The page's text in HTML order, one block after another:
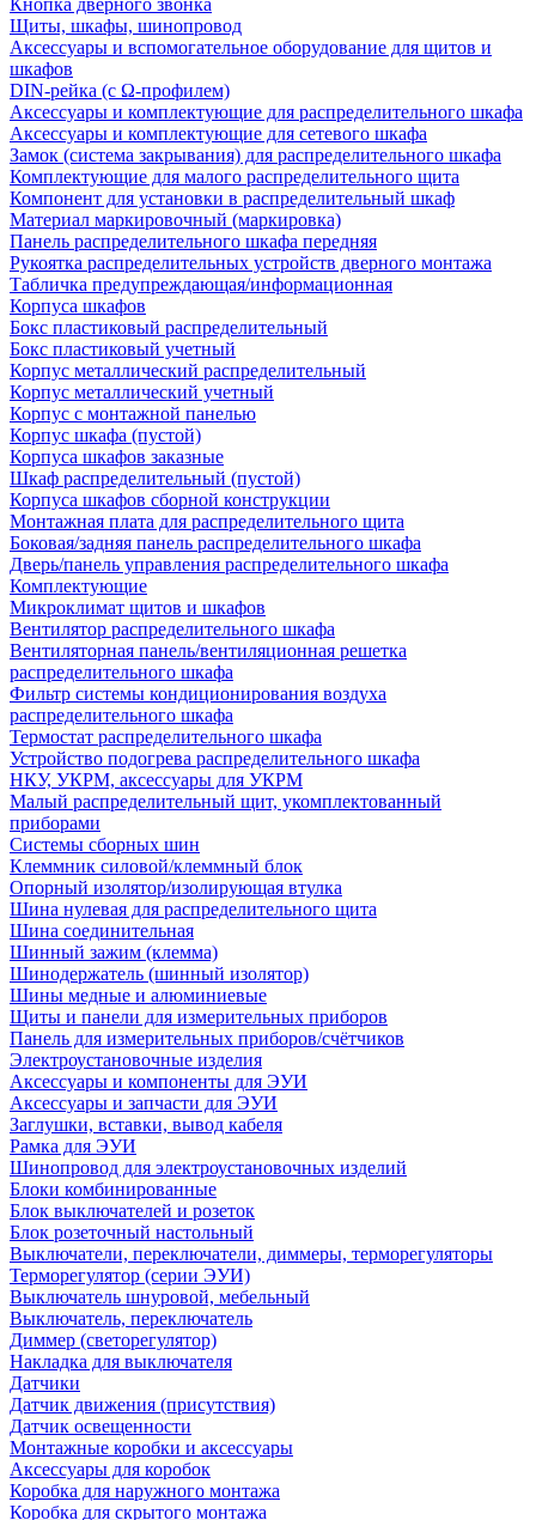
Кнопка дверного звонка
Щиты, шкафы, шинопровод
Аксессуары и вспомогательное оборудование для щитов и
шкафов
DIN-рейка (с Ω-профилем)
Аксессуары и комплектующие для распределительного шкафа
Аксессуары и комплектующие для сетевого шкафа
Замок (система закрывания) для распределительного шкафа
Комплектующие для малого распределительного щита
Компонент для установки в распределительный шкаф
Материал маркировочный (маркировка)
Панель распределительного шкафа передняя
Рукоятка распределительных устройств дверного монтажа
Табличка предупреждающая/информационная
Корпуса шкафов
Бокс пластиковый распределительный
Бокс пластиковый учетный
Корпус металлический распределительный
Корпус металлический учетный
Корпус с монтажной панелью
Корпус шкафа (пустой)
Корпуса шкафов заказные
Шкаф распределительный (пустой)
Корпуса шкафов сборной конструкции
Монтажная плата для распределительного щита
Боковая/задняя панель распределительного шкафа
Дверь/панель управления распределительного шкафа
Комплектующие
Микроклимат щитов и шкафов
Вентилятор распределительного шкафа
Вентиляторная панель/вентиляционная решетка
распределительного шкафа
Фильтр системы кондиционирования воздуха
распределительного шкафа
Термостат распределительного шкафа
Устройство подогрева распределительного шкафа
НКУ, УКРМ, аксессуары для УКРМ
Малый распределительный щит, укомплектованный
приборами
Системы сборных шин
Клеммник силовой/клеммный блок
Опорный изолятор/изолирующая втулка
Шина нулевая для распределительного щита
Шина соединительная
Шинный зажим (клемма)
Шинодержатель (шинный изолятор)
Шины медные и алюминиевые
Щиты и панели для измерительных приборов
Панель для измерительных приборов/счётчиков
Электроустановочные изделия
Аксессуары и компоненты для ЭУИ
Аксессуары и запчасти для ЭУИ
Заглушки, вставки, вывод кабеля
Рамка для ЭУИ
Шинопровод для электроустановочных изделий
Блоки комбинированные
Блок выключателей и розеток
Блок розеточный настольный
Выключатели, переключатели, диммеры, терморегуляторы
Терморегулятор (серии ЭУИ)
Выключатель шнуровой, мебельный
Выключатель, переключатель
Диммер (светорегулятор)
Накладка для выключателя
Датчики
Датчик движения (присутствия)
Датчик освещенности
Монтажные коробки и аксессуары
Аксессуары для коробок
Коробка для наружного монтажа
Коробка для скрытого монтажа